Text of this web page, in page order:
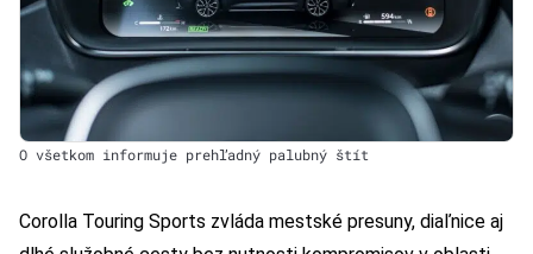
O všetkom informuje prehľadný palubný štít
Corolla Touring Sports zvláda mestské presuny, diaľnice aj